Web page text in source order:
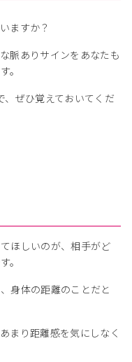
ますか？
脈ありサインをあなたも
。
、ぜひ覚えておいてくだ
ほしいのが、相手がど
。
身体の距離のことだと
まり距離感を気にしなく